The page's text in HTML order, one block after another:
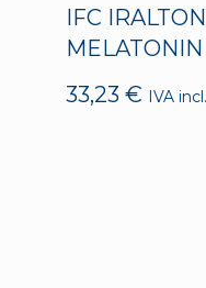
IFC
33,23 € IVA incl.